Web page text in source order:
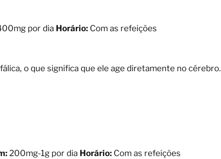
por dia Horário: Com as refeições
o que significa que ele age diretamente no cérebro.
200mg-1g por dia Horário: Com as refeições